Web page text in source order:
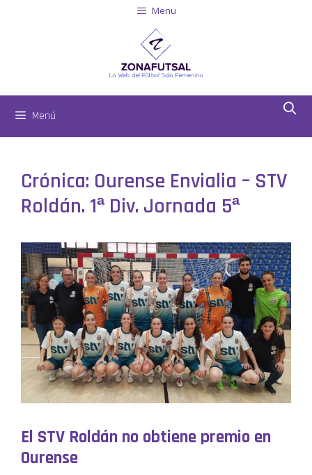
Menu
Menú
Crónica: Ourense Envialia – STV
Roldán. 1ª Div. Jornada 5ª
El STV Roldán no obtiene premio en
Ourense